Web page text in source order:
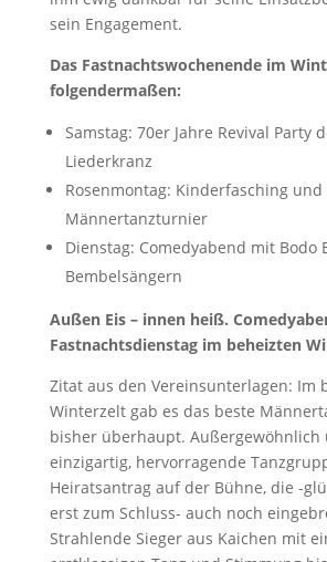
sein Engagement.
Das Fastnachtswochenende im
folgendermaßen:
Samstag: 70er Jahre Revival Party
Liederkranz
Rosenmontag: Kinderfasching und
Männertanzturnier
Dienstag: Comedyabend mit Bodo
Bembelsängern
Außen Eis – innen heiß.
Fastnachtsdienstag im beheizten
Zitat aus den Vereinsunterlagen: Im
Winterzelt gab es das beste
bisher überhaupt. Außergewöhnlich
einzigartig, hervorragende
Heiratsantrag auf der Bühne, die -
erst zum Schluss- auch noch
Strahlende Sieger aus Kaichen mit